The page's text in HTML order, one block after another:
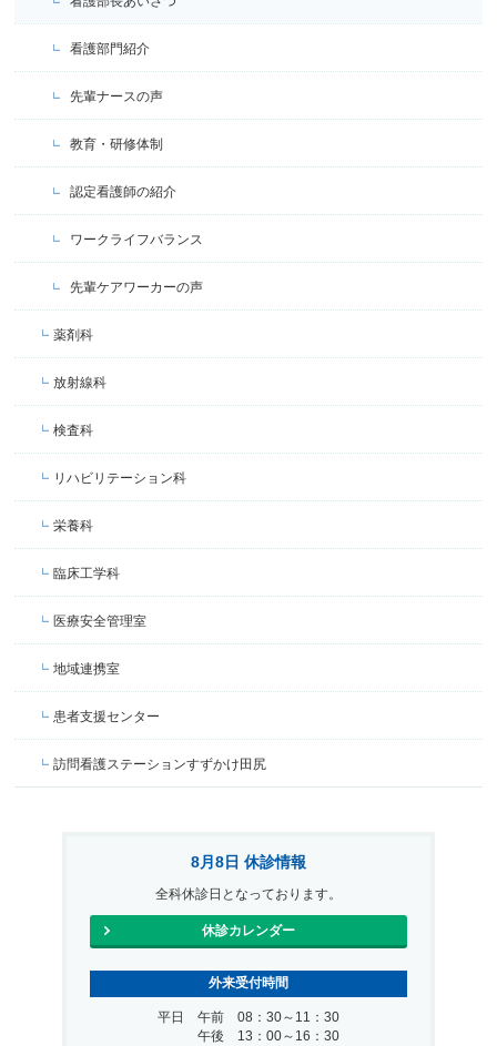
看護部門紹介
先輩ナースの声
教育・研修体制
認定看護師の紹介
ワークライフバランス
先輩ケアワーカーの声
薬剤科
放射線科
検査科
リハビリテーション科
栄養科
臨床工学科
医療安全管理室
地域連携室
患者支援センター
訪問看護ステーションすずかけ田尻
8月8日 休診情報
全科休診日となっております。
休診カレンダー
外来受付時間
平日 午前 08：30～11：30
午後 13：00～16：30